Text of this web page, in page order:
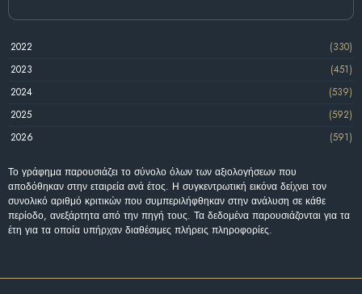
2022
(330)
2023
(451)
2024
(539)
2025
(592)
2026
(591)
Το γράφημα παρουσιάζει το σύνολο όλων των αξιολογήσεων που
αποδόθηκαν στην εταιρεία ανά έτος. Η συγκεντρωτική εικόνα δείχνει τον
συνολικό αριθμό κριτικών που συμπεριλήφθηκαν στην ανάλυση σε κάθε
περίοδο, ανεξάρτητα από την πηγή τους. Τα δεδομένα παρουσιάζονται για τα
έτη για τα οποία υπήρχαν διαθέσιμες πλήρεις πληροφορίες.